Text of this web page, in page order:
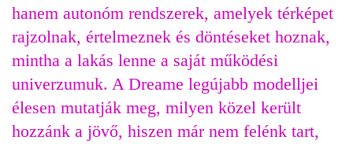
hanem autonóm rendszerek, amelyek térképet
rajzolnak, értelmeznek és döntéseket hoznak,
mintha a lakás lenne a saját működési
univerzumuk. A Dreame legújabb modelljei
élesen mutatják meg, milyen közel került
hozzánk a jövő, hiszen már nem felénk tart,